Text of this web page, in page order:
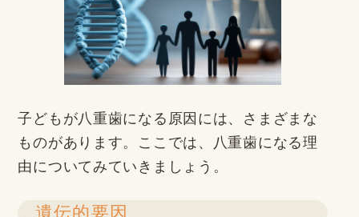
子どもが八重歯になる原因には、さまざまな
ものがあります。ここでは、八重歯になる理
由についてみていきましょう。
遺伝的要因